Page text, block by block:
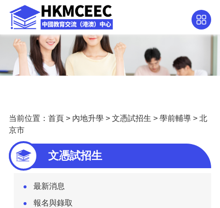
当前位置： 首頁> 內地升學 > 文憑試招生 > 學前輔導> 北
京市
文憑試招生
最新消息
報名與錄取